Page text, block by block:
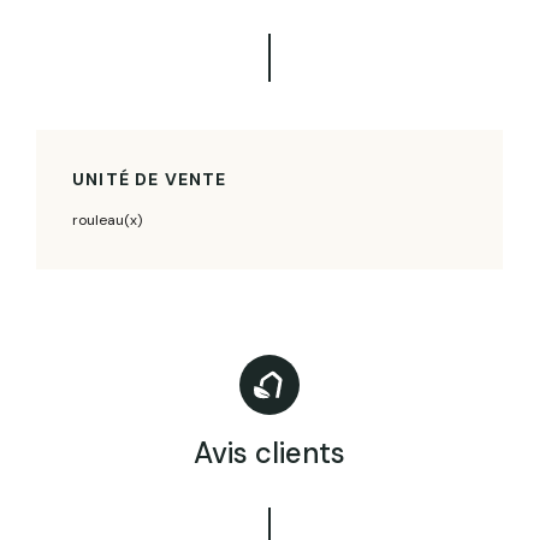
UNITÉ DE VENTE
rouleau(x)
Avis clients